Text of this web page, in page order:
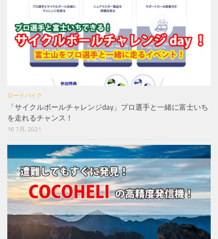
ロードバイク
「サイクルボールチャレンジday」プロ選手と一緒に富士いち
を走れるチャンス！
16 7月, 2021